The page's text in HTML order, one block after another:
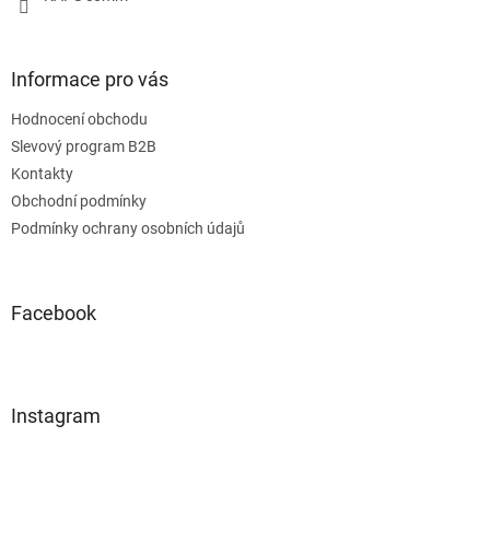
Informace pro vás
Hodnocení obchodu
Slevový program B2B
Kontakty
Obchodní podmínky
Podmínky ochrany osobních údajů
Facebook
Instagram